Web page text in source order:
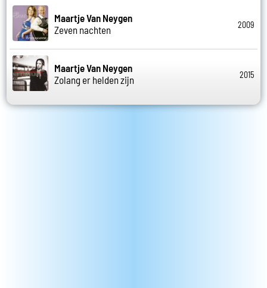
Maartje Van Neygen
Zeven nachten
2009
Maartje Van Neygen
Zolang er helden zijn
2015